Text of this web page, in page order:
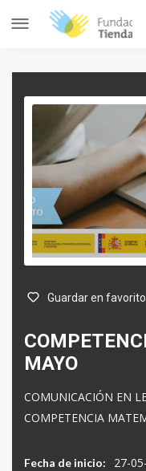
Guardar en
MAYO
COMUNICACIÓN EN
COMPETENCIA
Fecha de inicio: 27-